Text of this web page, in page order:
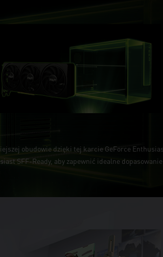
obudowie dzięki tej karcie GeForce
SFF-Ready, aby zapewnić idealne